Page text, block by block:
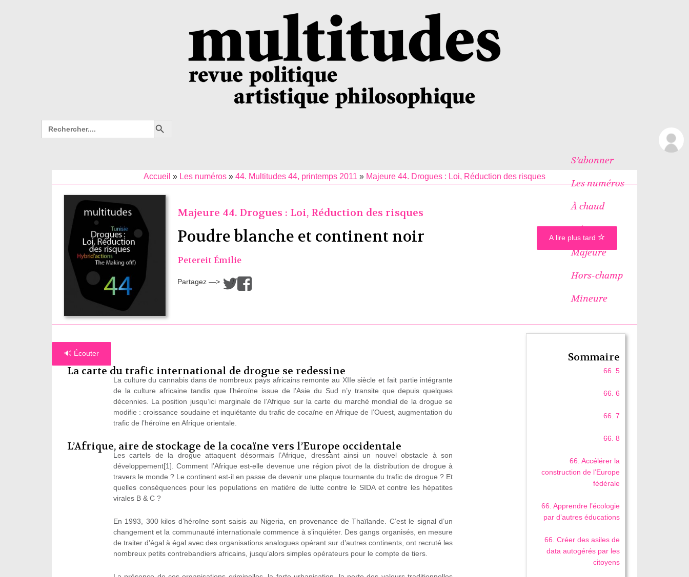
Search
for:
Search Button
S’abonner
Les numéros
À chaud
Icônes
Majeure
Hors-champ
Mineure
Accueil » Les numéros» 44. Multitudes 44, printemps 2011 » Majeure 44. Drogues : Loi, Réduction des risques
Majeure 44. Drogues : Loi, Réduction des risques
Poudre blanche et continent noir
Petereit Émilie
Partagez —> /
🔊 Écouter
La carte du trafic international de drogue se redessine
La culture du cannabis dans de nombreux pays africains remonte au XIIe siècle et fait partie intégrante
de la culture africaine tandis que l’héroïne issue de l’Asie du Sud n’y transite que depuis quelques
décennies. La position jusqu’ici marginale de l’Afrique sur la carte du marché mondial de la drogue se
modifie : croissance soudaine et inquiétante du trafic de cocaïne en Afrique de l’Ouest, augmentation du
trafic de l’héroïne en Afrique orientale.
L’Afrique, aire de stockage de la cocaïne vers l’Europe occidentale
Les cartels de la drogue attaquent désormais l’Afrique, dressant ainsi un nouvel obstacle à son
développement[1]. Comment l’Afrique est-elle devenue une région pivot de la distribution de drogue à
travers le monde ? Le continent est-il en passe de devenir une plaque tournante du trafic de drogue ? Et
quelles conséquences pour les populations en matière de lutte contre le SIDA et contre les hépatites
virales B & C ?
En 1993, 300 kilos d’héroïne sont saisis au Nigeria, en provenance de Thaïlande. C’est le signal d’un
changement et la communauté internationale commence à s’inquiéter. Des gangs organisés, en mesure
de traiter d’égal à égal avec des organisations analogues opérant sur d’autres continents, ont recruté les
nombreux petits contrebandiers africains, jusqu’alors simples opérateurs pour le compte de tiers.
A lire plus tard
Sommaire
66. 5
66. 6
66. 7
66. 8
66. Accélérer la
construction de l’Europe
fédérale
66. Apprendre l’écologie
par d’autres éducations
66. Créer des asiles de
data autogérés par les
citoyens